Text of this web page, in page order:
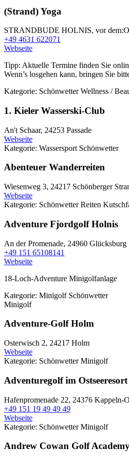
(Strand) Yoga
STRANDBUDE HOLNIS, vor
+49 4631 622071
Webseite
Tipp: Aktuelle Termine finden Sie
Wenn’s losgehen kann, bringen Sie
Kategorie: SchönwetterWellness /
1. Kieler Wasserski-Club
An't Schaar, 24253 Passade
Webseite
Kategorie: Wassersport Schönwetter
Abenteuer Wanderreiten
Wiesenweg 3, 24217 Schönberger
Webseite
Kategorie: SchönwetterReiten
Adventure Fjordgolf Holnis
An der Promenade, 24960 Glücksburg
+49 151 65108141
Webseite
18-Loch-Adventure Minigolfanlage
Kategorie: Minigolf Schönwetter
Minigolf
Adventure-Golf Holm
Osterwisch 2, 24217 Holm
Webseite
Kategorie: SchönwetterMinigolf
Adventuregolf im
Hafenpromenade 22, 24376 Kappeln-
+49 151 19 49 49 49
Webseite
Kategorie: SchönwetterMinigolf
Andrew Cowan Golf